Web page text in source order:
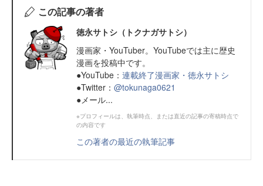
この記事の著者
徳永サトシ（トクナガサトシ）
漫画家・YouTuber。YouTubeでは主に歴史
漫画を投稿中です。
●YouTube： 連載終了漫画家・徳永サトシ
●Twitter： @tokunaga0621
●メール...
※プロフィールは、執筆時点、または直近の記事の寄稿時点で
の内容です
この著者の最近の執筆記事